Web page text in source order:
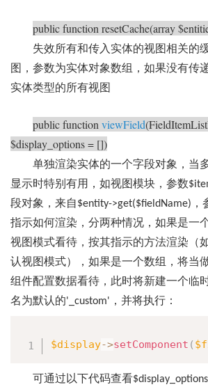
public function resetCache(array
失效所有和传入实体的视图相关的
图，参数为实体对象数组，如果没有传
实体类型的所有视图
public functionviewField
$display_options = [])
单独渲染实体的一个字段对象，当
显示时特别有用，如视图模块， 参数
段对象，来自$entity->get($fieldName) ，
指示如何渲染，分两种情况，如果是一
视图模式看待，按其指示的方法渲染（
认视图模式），如果是一个数组，将当
组件配置数据看待，此时将新建一个临
名为默认的'_custom' ，并将执行：
$display->setComponent (
可通过以下代码查看$display_options